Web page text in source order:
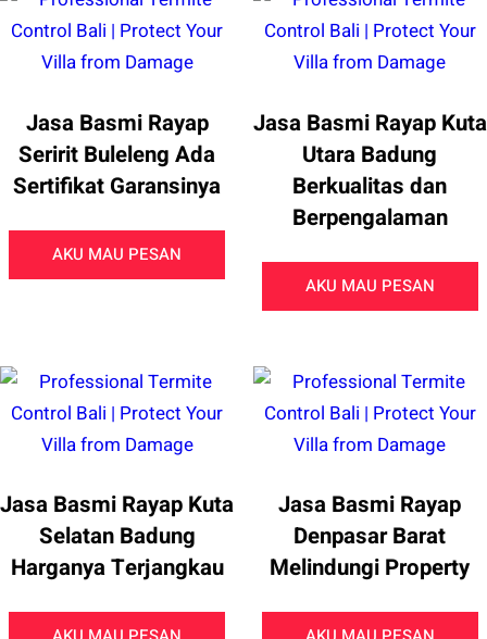
Jasa Basmi Rayap
Seririt Buleleng Ada
Sertifikat Garansinya
AKU MAU PESAN
Jasa Basmi Rayap Kuta
Utara Badung
Berkualitas dan
Berpengalaman
AKU MAU PESAN
Jasa Basmi Rayap Kuta
Selatan Badung
Harganya Terjangkau
Jasa Basmi Rayap
Denpasar Barat
Melindungi Property